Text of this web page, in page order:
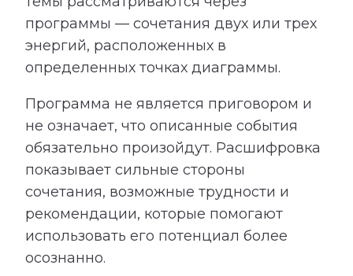
программы — сочетания двух или трех
энергий, расположенных в
определенных точках диаграммы.
Программа не является приговором и
не означает, что описанные события
обязательно произойдут. Расшифровка
показывает сильные стороны
сочетания, возможные трудности и
рекомендации, которые помогают
использовать его потенциал более
осознанно.